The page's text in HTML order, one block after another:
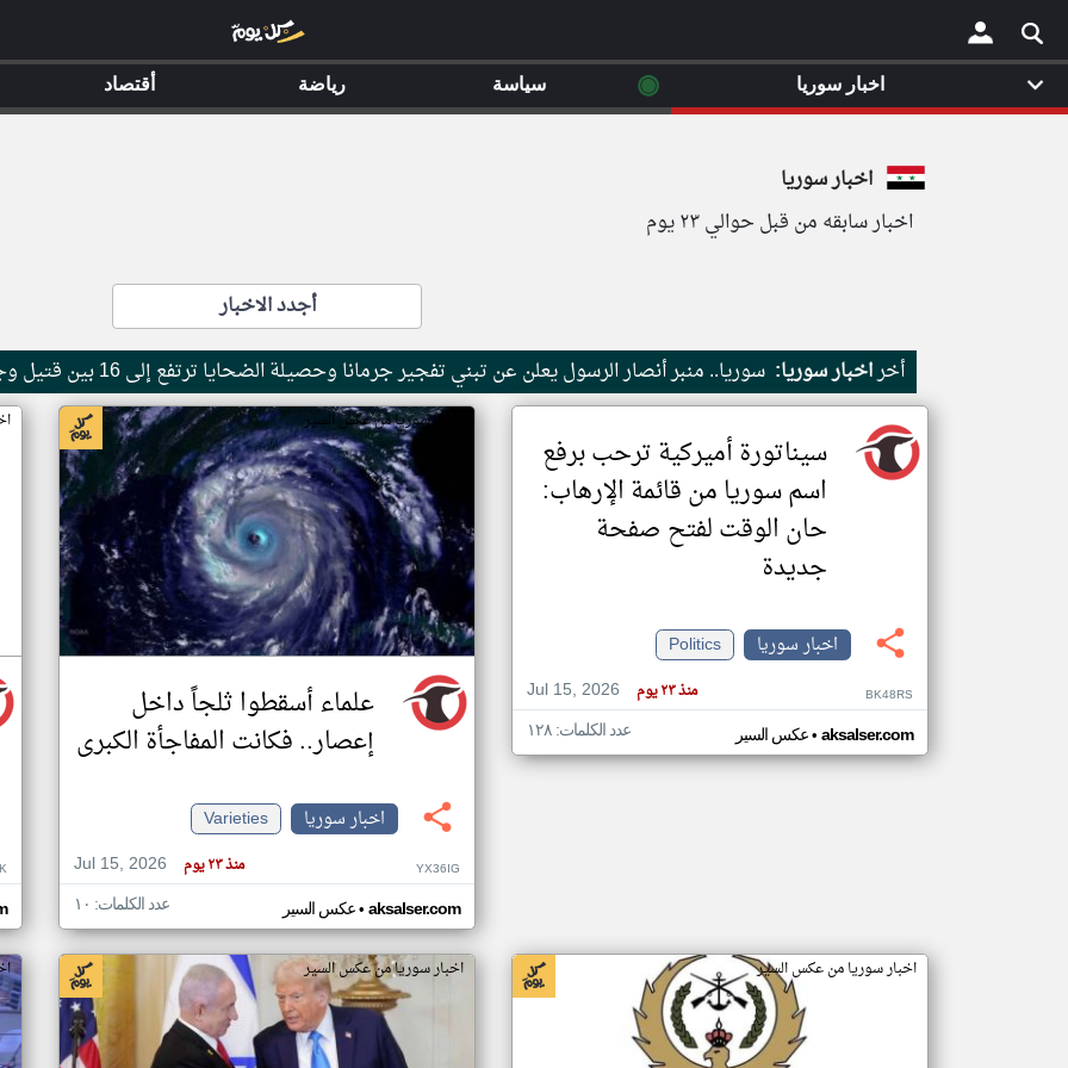
×
اخبار سوريا
اخبار سابقه من قبل حوالي ٢٣ يوم
أجدد الاخبار
أخراخبار سوريا: سوريا.. منبر أنصار الرسول يعلن عن تبني تفجير جرمانا وحصيلة الضحايا ترتفع إلى 16 بين قتيل وجريح
سيناتورة أميركية ترحب برفع
اسم سوريا من قائمة الإرهاب:
حان الوقت لفتح صفحة
جديدة
اخبار سوريا
Politics
Jul 15, 2026
منذ ٢٣ يوم BK48RS
عكس السير• aksalser.com عدد الكلمات: ١٢٨
اخبار سوريا من عكس السير
علماء أسقطوا ثلجاً داخل
إعصار.. فكانت المفاجأة الكبرى
اخبار سوريا
Varieties
Jul 15, 2026
منذ ٢٣ يوم YX36IG
عكس السير• aksalser.com عدد الكلمات: ١٠
اخبار سوريا من عكس السير اخبار سوريا من عكس السير
اخبار سوريا ◉ سياسة رياضة أقتصاد